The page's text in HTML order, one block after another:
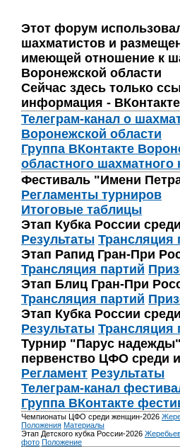
Этот форум
шахматистов и
имеющей отношение к
Воронежской области
Сейчас здесь только
информация -
Телеграм-канал о
Воронежской области
Группа ВКонтакте
областного шахматного
Фестиваль "Имени
Регламенты турниров
Итоговые таблицы
Этап Кубка России
Результаты Трансляция
Этап Рапид Гран-При
Трансляция партий
Этап Блиц Гран-При
Трансляция партий
Этап Кубка России
Результаты Трансляция
Турнир "Парус
первенство ЦФО среди
Регламент Результаты
Телеграм-канал
Группа ВКонтакте
Чемпионаты ЦФО среди женщин-2026
Положения Материалы
Этап Детского кубка России-2026
фото Положение